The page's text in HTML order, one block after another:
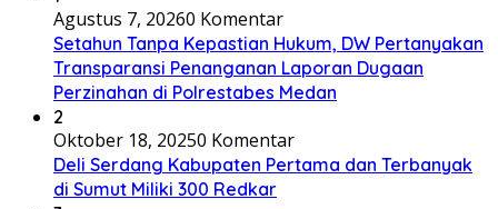
Agustus 7, 20260 Komentar
Setahun Tanpa Kepastian Hukum, DW Pertanyakan
Transparansi Penanganan Laporan Dugaan
Perzinahan di Polrestabes Medan
2
Oktober 18, 20250 Komentar
Deli Serdang Kabupaten Pertama dan Terbanyak
di Sumut Miliki 300 Redkar